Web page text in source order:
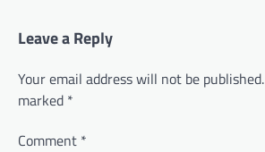
Leave a Reply
Your email address will not be published.
marked *
Comment *